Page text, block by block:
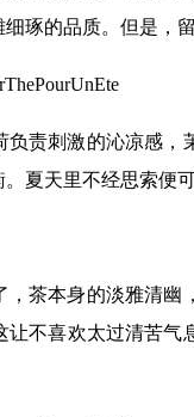
琢的品质。但是，
责刺激的沁凉感
夏天里不经思索便
茶本身的淡雅清
不喜欢太过清苦